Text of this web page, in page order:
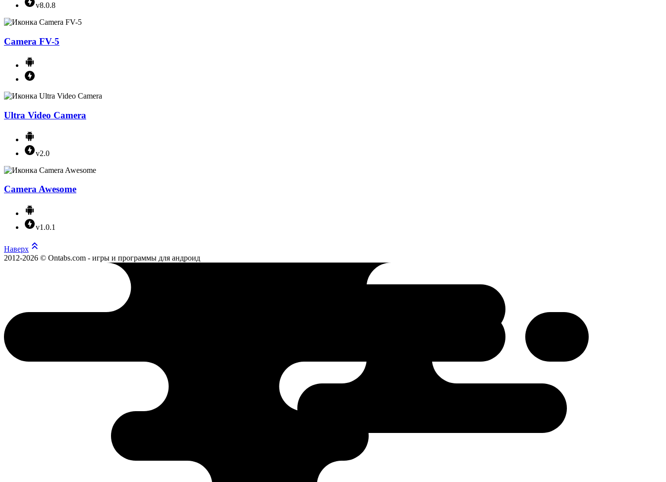
v8.0.8
Camera FV-5
Ultra Video Camera
v2.0
Camera Awesome
v1.0.1
Наверх
2012-2026 © Ontabs.com - игры и программы для андроид